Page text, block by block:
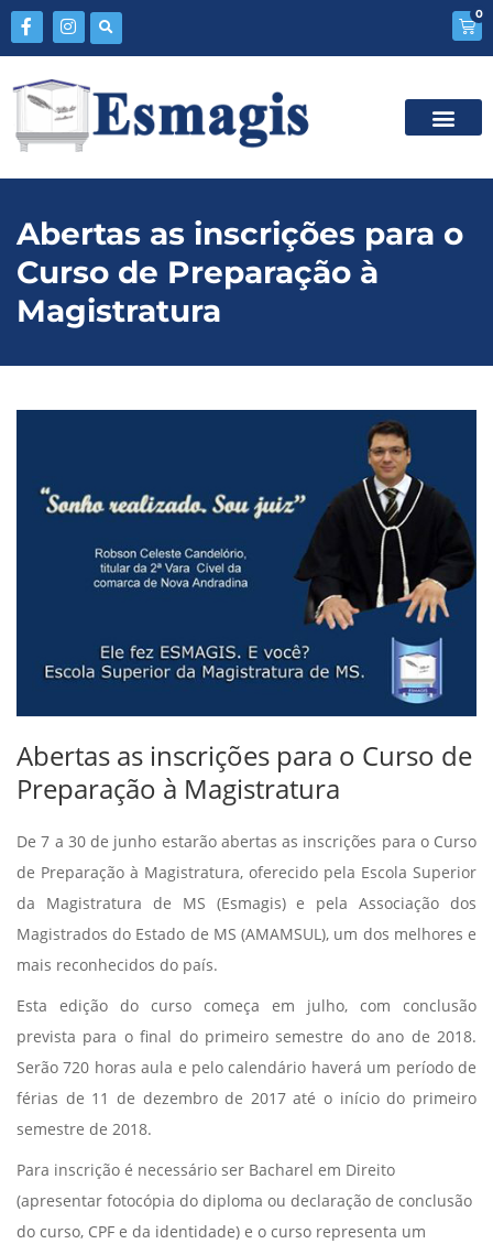
0
Abertas as inscrições para o
Curso de Preparação à
Magistratura
Abertas as inscrições para o Curso de
Preparação à Magistratura
De 7 a 30 de junho estarão abertas as inscrições para o Curso
de Preparação à Magistratura, oferecido pela Escola Superior
da Magistratura de MS (Esmagis) e pela Associação dos
Magistrados do Estado de MS (AMAMSUL), um dos melhores e
mais reconhecidos do país.
Esta edição do curso começa em julho, com conclusão
prevista para o final do primeiro semestre do ano de 2018.
Serão 720 horas aula e pelo calendário haverá um período de
férias de 11 de dezembro de 2017 até o início do primeiro
semestre de 2018.
Para inscrição é necessário ser Bacharel em Direito
(apresentar fotocópia do diploma ou declaração de conclusão
do curso, CPF e da identidade) e o curso representa um